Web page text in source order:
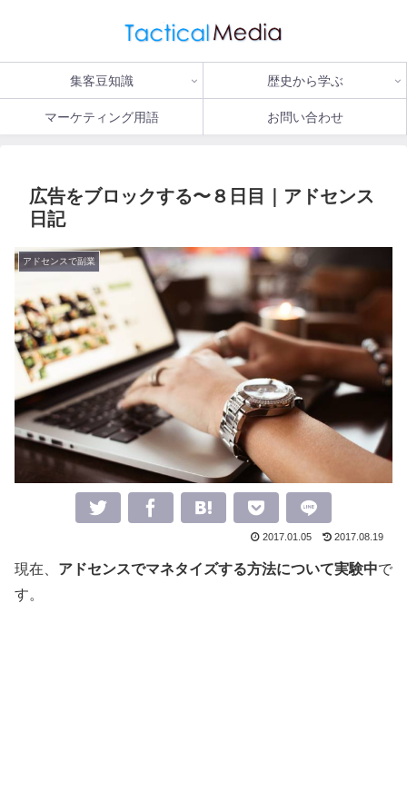
集客豆知識 歴史から学ぶ
マーケティング用語 お問い合わせ
広告をブロックする〜８日目｜アドセンス
日記
アドセンスで副業
2017.01.05 2017.08.19
現在、 アドセンスでマネタイズする方法について実験中で
す。